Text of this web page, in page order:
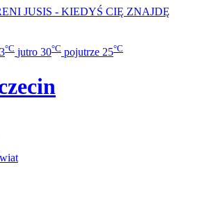
JUSIS - KIEDYŚ CIĘ ZNAJDĘ
°C jutro 30°C pojutrze 25°C